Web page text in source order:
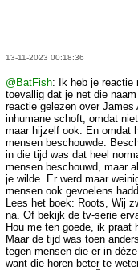
13-11-2023 00:18:36
@BatFish: Ik heb je reactie
toevallig dat je net die
reactie gelezen over
inhumane schoft, omdat
maar hijzelf ook. En omdat
mensen beschouwde.
in die tijd was dat heel
mensen beschouwd, maar
je wilde. Er werd maar
mensen ook gevoelens
Lees het boek: Roots, Wij
na. Of bekijk de tv-serie
Hou me ten goede, ik praat
Maar de tijd was toen
tegen mensen die er in
want die horen beter te